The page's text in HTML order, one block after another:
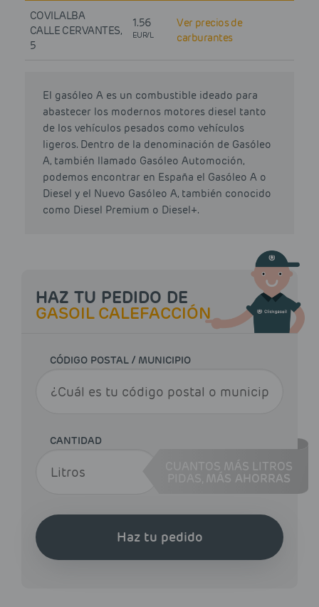
COVILALBA
CALLE CERVANTES,
5
1.56
EUR/L
Ver precios de
carburantes
El gasóleo A es un combustible ideado para
abastecer los modernos motores diesel tanto
de los vehículos pesados como vehículos
ligeros. Dentro de la denominación de Gasóleo
A, también llamado Gasóleo Automoción,
podemos encontrar en España el Gasóleo A o
Diesel y el Nuevo Gasóleo A, también conocido
como Diesel Premium o Diesel+.
HAZ TU PEDIDO DE
GASOIL CALEFACCIÓN
CÓDIGO POSTAL / MUNICIPIO
CANTIDAD
CUANTOS MÁS LITROS
MÁS AHORRAS
Haz tu pedido